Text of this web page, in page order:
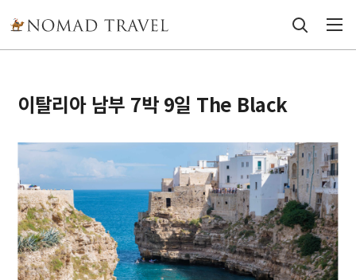
이탈리아 남부 7박 9일 The Black